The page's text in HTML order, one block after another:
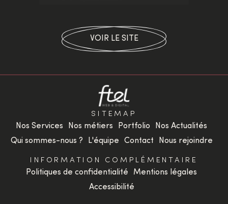
VOIR LE SITE
SITEMAP
Nos Services Nos métiers Portfolio
Nos Actualités
Qui sommes-nous ?
L'équipe Contact Nous rejoindre
INFORMATION COMPLÉMENTAIRE
Politiques de confidentialité
Mentions légales
Accessibilité